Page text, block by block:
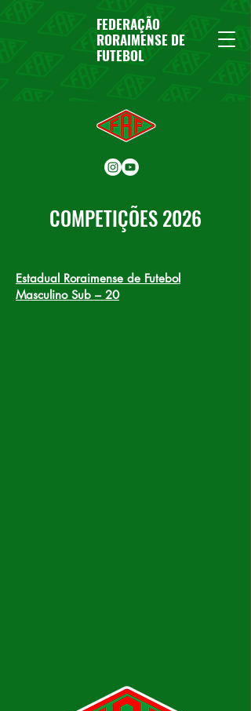
FEDERAÇÃO
RORAIMENSE DE
FUTEBOL
COMPETIÇÕES 2026
Estadual Roraimense de Futebol
Masculino Sub – 20